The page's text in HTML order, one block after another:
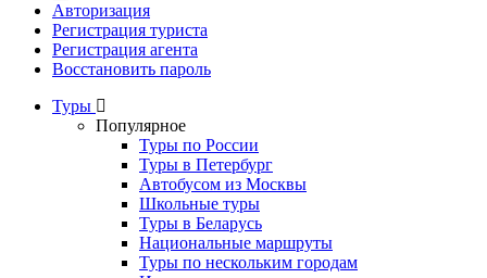
Авторизация
Регистрация туриста
Регистрация агента
Восстановить пароль
Туры
Популярное
Туры по России
Туры в Петербург
Автобусом из Москвы
Школьные туры
Туры в Беларусь
Национальные маршруты
Туры по нескольким городам